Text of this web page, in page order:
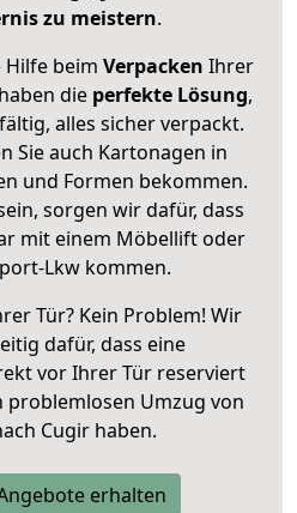
zu meistern.
Hilfe beim Verpacken Ihrer
die perfekte Lösung,
alles sicher verpackt.
Sie auch Kartonagen in
und Formen bekommen.
sorgen wir dafür, dass
mit einem Möbellift oder
Lkw kommen.
Tür? Kein Problem! Wir
dafür, dass eine
vor Ihrer Tür reserviert
problemlosen Umzug von
Cugir haben.
erhalten